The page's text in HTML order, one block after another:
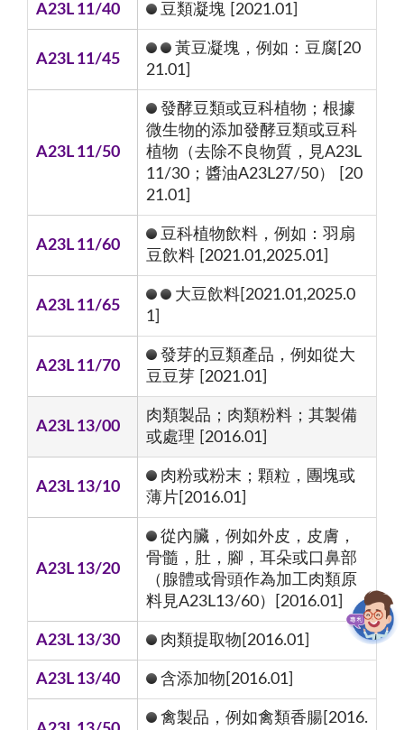
A23L 11/40 豆類凝塊 [2021.01]
A23L 11/45
黃豆凝塊，例如：豆腐[20
21.01]
A23L 11/50
發酵豆類或豆科植物；根據
微生物的添加發酵豆類或豆科
植物（去除不良物質，見A23L
11/30；醬油A23L27/50） [20
21.01]
A23L 11/60
豆科植物飲料，例如：羽扇
豆飲料 [2021.01,2025.01]
A23L 11/65
大豆飲料[2021.01,2025.0
1]
A23L 11/70
發芽的豆類產品，例如從大
豆豆芽 [2021.01]
A23L 13/00
肉類製品；肉類粉料；其製備
或處理 [2016.01]
A23L 13/10
肉粉或粉末；顆粒，團塊或
薄片[2016.01]
A23L 13/20
從內臟，例如外皮，皮膚，
骨髓，肚，腳，耳朵或口鼻部
（腺體或骨頭作為加工肉類原
料見A23L13/60）[2016.01]
A23L 13/30 肉類提取物[2016.01]
A23L 13/40 含添加物[2016.01]
禽製品，例如禽類香腸[2016.